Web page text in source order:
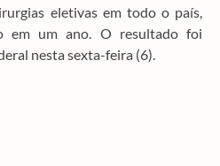
eletivas em todo o país,
em um ano. O resultado foi
nesta sexta-feira (6).